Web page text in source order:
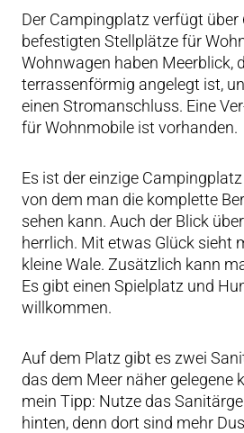
Der Campingplatz verfügt über
befestigten Stellplätze für
Wohnwagen haben Meerblick,
terrassenförmig angelegt ist,
einen Stromanschluss. Eine
für Wohnmobile ist vorhanden.
Es ist der einzige
von dem man die komplette
sehen kann. Auch der Blick
herrlich. Mit etwas Glück sieht
kleine Wale. Zusätzlich kann
Es gibt einen Spielplatz und
willkommen.
Auf dem Platz gibt es zwei
das dem Meer näher gelegene
mein Tipp: Nutze das
hinten, denn dort sind mehr